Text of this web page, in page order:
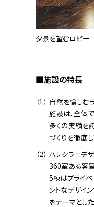
夕景を望むロビー
■施設の特長
自然を愉しむ
施設は、全体
多くの実績を
づくりを徹底し
ハレクラニデ
360室ある客
5棟はプライベ
ントなデザイ
をテーマとし